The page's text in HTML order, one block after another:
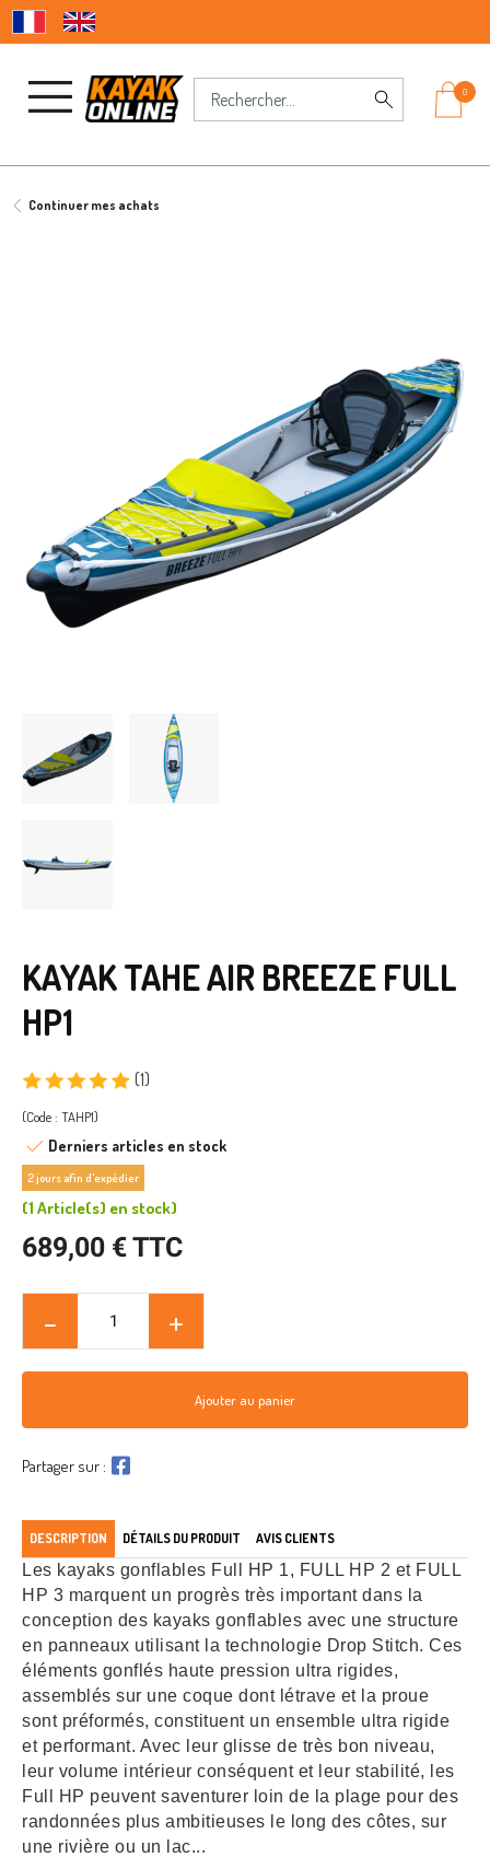
0
Continuer mes achats
DESCRIPTION DÉTAILS DU PRODUIT AVIS CLIENTS
Les kayaks gonflables Full HP 1, FULL HP 2 et FULL
HP 3 marquent un progrès très important dans la
conception des kayaks gonflables avec une structure
en panneaux utilisant la technologie Drop Stitch. Ces
éléments gonflés haute pression ultra rigides,
assemblés sur une coque dont létrave et la proue
sont préformés, constituent un ensemble ultra rigide
et performant. Avec leur glisse de très bon niveau,
leur volume intérieur conséquent et leur stabilité, les
Full HP peuvent saventurer loin de la plage pour des
randonnées plus ambitieuses le long des côtes, sur
une rivière ou un lac...
KAYAK TAHE AIR BREEZE FULL
HP1
(1)
(Code : TAHP1)
Derniers articles en stock
2 jours afin d'expédier
(1 Article(s) en stock)
689,00 € TTC
Ajouter au panier
Partager sur :